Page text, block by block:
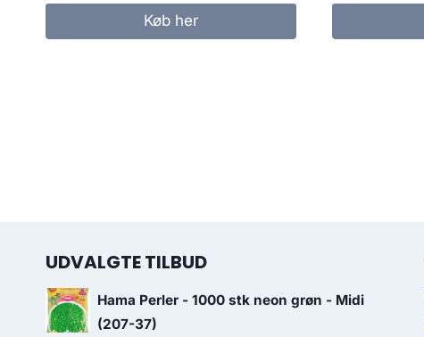
Køb her
UDVALGTE TILBUD
Hama Perler - 1000 stk neon grøn - Midi
(207-37)